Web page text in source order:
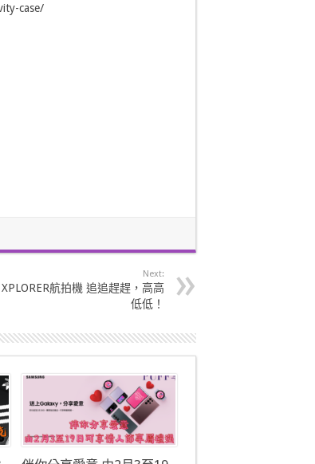
case/
Next:
航拍機 追追趕趕，高高
低低！